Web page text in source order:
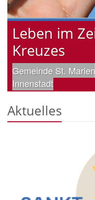
Leben im
Kreuzes
Gemeinde St. Marien
Innenstadt
Aktuelles